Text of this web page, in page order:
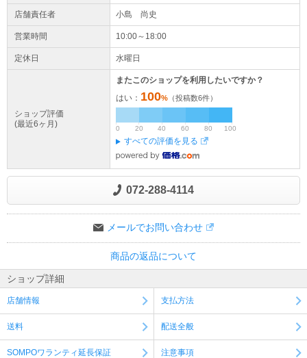
店舗責任者 小島 尚史
営業時間 10:00～18:00
定休日 水曜日
ショップ評価
(最近6ヶ月)
またこのショップを利用したいですか？
はい： 100% （投稿数6件）
0 20 40 60 80 100
すべての評価を見る
072-288-4114
メールでお問い合わせ
商品の返品について
ショップ詳細
店舗情報 支払方法
送料 配送全般
SOMPOワランティ延長保証 注意事項